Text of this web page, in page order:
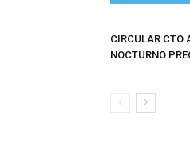
CIRCULAR CTO
NOCTURNO